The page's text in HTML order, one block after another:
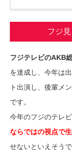
フジ
フジテレビのAKB
を達成し、今年は
ト出演し、後輩メ
です。
今年のフジのテレビ
ならではの視点で
せないといえそうで